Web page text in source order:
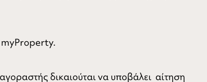
myProperty.
δικαιούται να υποβάλει αίτηση